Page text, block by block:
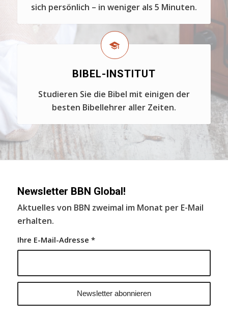
sich persönlich – in weniger als 5 Minuten.
BIBEL-INSTITUT
Studieren Sie die Bibel mit einigen der
besten Bibellehrer aller Zeiten.
Newsletter BBN Global!
Aktuelles von BBN zweimal im Monat per E-Mail
erhalten.
Ihre E-Mail-Adresse *